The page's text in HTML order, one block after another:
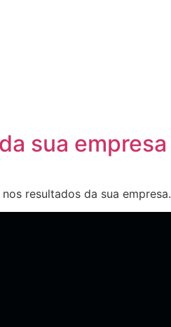
sua empresa
resultados da sua empresa.